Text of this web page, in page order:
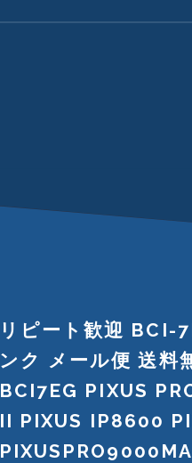
リピート歓迎 BCI-
ンク メール便 送
BCI7EG PIXUS
II PIXUS IP8600